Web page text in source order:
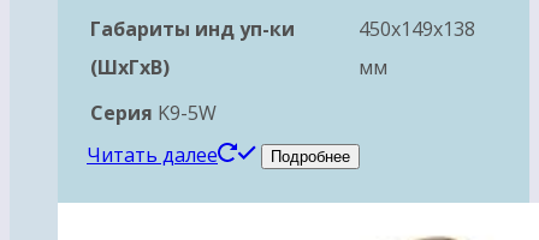
Габариты инд уп-ки
(ШхГхВ)
450x149x138
мм
Серия K9-5W
Читать далее
Подробнее